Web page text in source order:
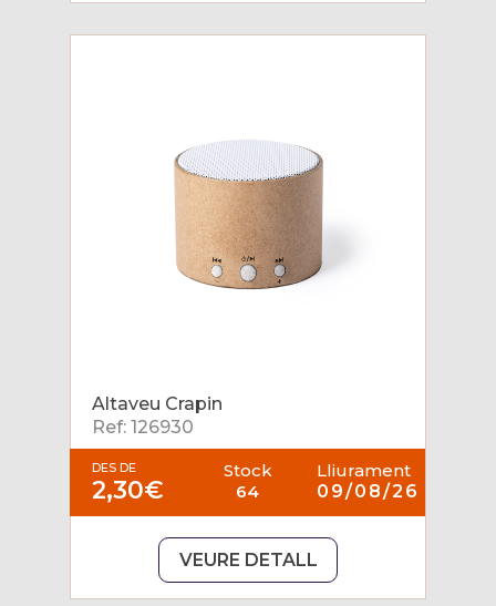
Altaveu Crapin
Ref: 126930
DES DE
2,30€
Stock
64
Lliurament
09/08/26
VEURE DETALL